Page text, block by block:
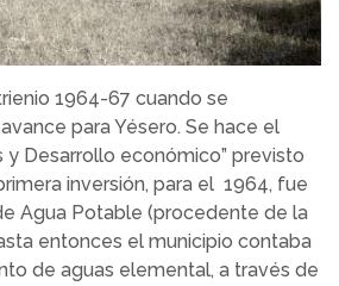
1964-67 cuando se
para Yésero. Se hace el
y Desarrollo económico” previsto
inversión, para el 1964, fue
Agua Potable (procedente de la
entonces el municipio contaba
de aguas elemental, a través de